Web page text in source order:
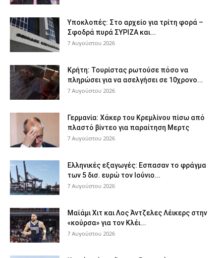
Υποκλοπές: Στο αρχείο για τρίτη φορά –
Σφοδρά πυρά ΣΥΡΙΖΑ και...
7 Αυγούστου 2026
Κρήτη: Τουρίστας ρωτούσε πόσο να
πληρώσει για να ασελγήσει σε 10χρονο...
7 Αυγούστου 2026
Γερμανία: Χάκερ του Κρεμλίνου πίσω από
πλαστό βίντεο για παραίτηση Μερτς
7 Αυγούστου 2026
Ελληνικές εξαγωγές: Εσπασαν το φράγμα
των 5 δισ. ευρώ τον Ιούνιο...
7 Αυγούστου 2026
Μαϊάμι Χιτ και Λος Άντζελες Λέικερς στην
«κούρσα» για τον Κλέι...
7 Αυγούστου 2026